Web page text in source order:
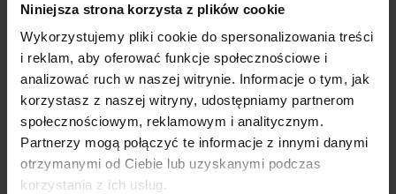
Niniejsza strona korzysta z plików cookie
Wykorzystujemy pliki cookie do spersonalizowania treści
i reklam, aby oferować funkcje społecznościowe i
analizować ruch w naszej witrynie. Informacje o tym, jak
korzystasz z naszej witryny, udostępniamy partnerom
społecznościowym, reklamowym i analitycznym.
Partnerzy mogą połączyć te informacje z innymi danymi
otrzymanymi od Ciebie lub uzyskanymi podczas
korzystania z ich usług.
Wiskozowa Bluzka na długi
rękaw w kolorze ecru Mery Ecru
179,00 zł
Wiskozowa
rękaw w kolorze
Black
179,00 zł
Popularne produkty